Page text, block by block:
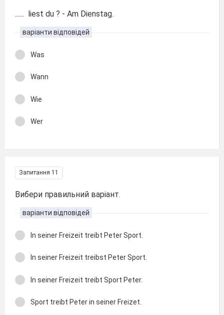
...... liest du ? - Am Dienstag.
варіанти відповідей
Was
Wann
Wie
Wer
Запитання 11
Вибери правильний варіант.
варіанти відповідей
In seiner Freizeit treibt Peter Sport.
In seiner Freizeit treibst Peter Sport.
In seiner Freizeit treibt Sport Peter.
Sport treibt Peter in seiner Freizet.